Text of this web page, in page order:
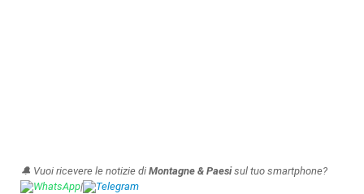
🔔 Vuoi ricevere le notizie di Montagne & Paesisul tuo smartphone?
WhatsApp| Telegram